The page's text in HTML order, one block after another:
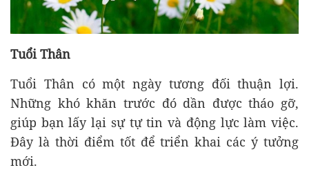
Tuổi Thân
Tuổi Thân có một ngày tương đối thuận lợi.
Những khó khăn trước đó dần được tháo gỡ,
giúp bạn lấy lại sự tự tin và động lực làm việc.
Đây là thời điểm tốt để triển khai các ý tưởng
mới.